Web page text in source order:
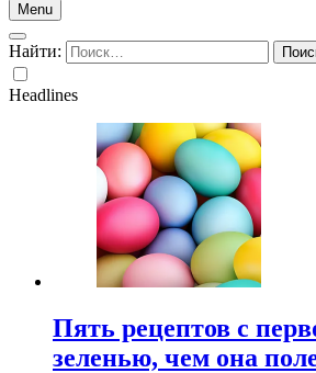
Menu
Найти:
Headlines
Пять рецептов с
зеленью, чем она